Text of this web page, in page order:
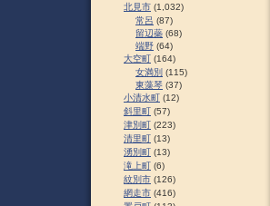
北見市 (1,032)
常呂 (87)
留辺蘂 (68)
端野 (64)
大空町 (164)
女満別 (115)
東藻琴 (37)
小清水町 (12)
斜里町 (57)
津別町 (223)
清里町 (13)
湧別町 (13)
滝上町 (6)
紋別市 (126)
網走市 (416)